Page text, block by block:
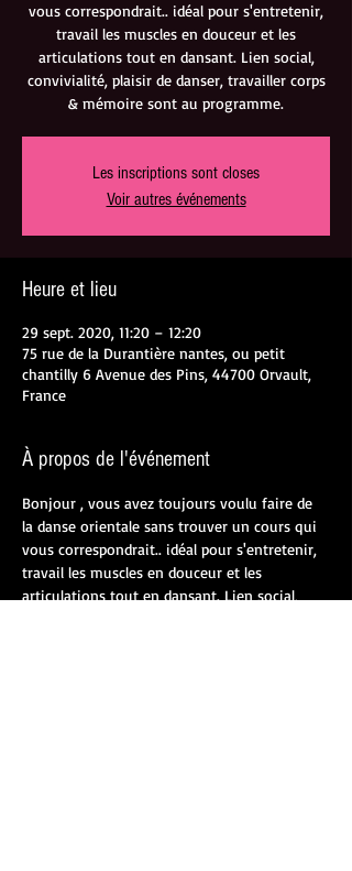
vous correspondrait.. idéal pour s'entretenir,
travail les muscles en douceur et les
articulations tout en dansant. Lien social,
convivialité, plaisir de danser, travailler corps
& mémoire sont au programme.
Les inscriptions sont closes
Voir autres événements
Heure et lieu
29 sept. 2020, 11:20 – 12:20
75 rue de la Durantière nantes, ou petit
chantilly 6 Avenue des Pins, 44700 Orvault,
France
À propos de l'événement
Bonjour , vous avez toujours voulu faire de
la danse orientale sans trouver un cours qui
vous correspondrait.. idéal pour s'entretenir,
travail les muscles en douceur et les
articulations tout en dansant. Lien social,